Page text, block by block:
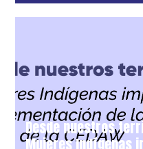
Desde nuestros
Mujeres Indígenas